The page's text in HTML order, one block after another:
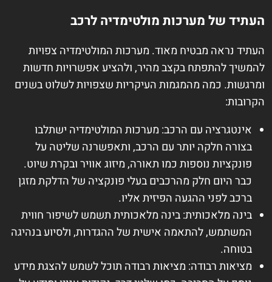
העתיד של מערכות מולטימדיה לרכב
העתיד נראה מבטיח מאוד. מערכות המולטימדיה צפויות
להמשיך להתפתח בקצב מהיר, ולהציע אפשרויות חדשות
ומרגשות. כמה מהמגמות העיקריות שצפויות לשלוט בשנים
הקרובות:
אינטגרציה עם הרכב: מערכות המולטימדיה ישתלבו
בצורה חלקה יותר עם הרכב, ותאפשרנה שליטה על
פונקציות נוספות כמו תאורה, מיזוג אוויר ובקרת שיוט.
כבר היום חלק מהרכבים בעלי פונקציה של הדלקת מזגן
ברכב לפני ההגעה הפיזית אליו.
בינה מלאכותית: בינה מלאכותית תשמש לשיפור חווית
המשתמש, להתאמה אישית של ההגדרות, ולסיוע בנהיגה
בטוחה.
מציאות רבודה: מציאות רבודה תוכל לשמש להצגת מידע